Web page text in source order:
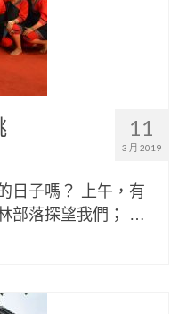
11
3 月 2019
日子嗎？ 上午，有
部落探望我們； …